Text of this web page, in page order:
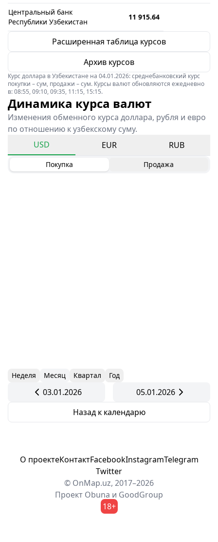
Центральный банк
Республики Узбекистан
11 915.64
Расширенная таблица курсов
Архив курсов
Курс доллара в Узбекистане на 04.01.2026: среднебанковский курс
покупки – сум, продажи – сум. Курсы валют обновляются ежедневно
в: 08:55, 09:10, 09:35, 11:15, 15:15.
Динамика курса валют
Изменения обменного курса доллара, рубля и евро
по отношению к узбекскому суму.
USD
EUR RUB
Покупка Продажа
Неделя Месяц Квартал Год
03.01.2026
05.01.2026
Назад к календарю
О проектеКонтактFacebookInstagramTelegram
Twitter
© OnMap.uz, 2017–2026
Проект Obuna и GoodGroup
18+